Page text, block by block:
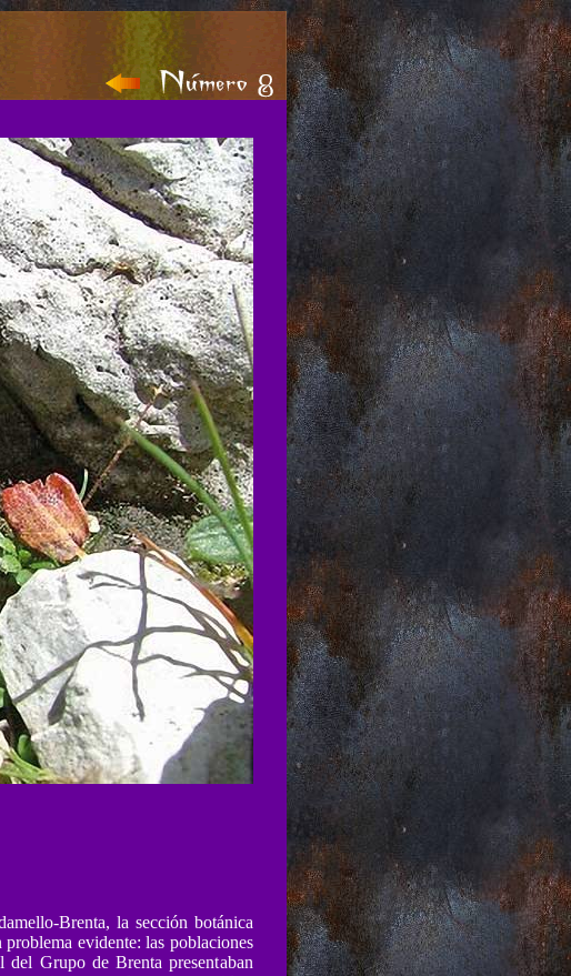
Brenta, la sección botánica
evidente: las poblaciones
del Grupo de Brenta presentaban